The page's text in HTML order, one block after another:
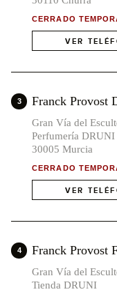
x2
CERRADO
VER
3 Franck
Gran Vía del
Perfumería DRUNI
30005 Murcia
CERRADO
VER
4 Franck Provost
Gran Vía del
Tienda DRUNI